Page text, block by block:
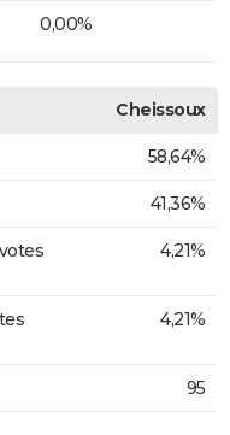
0,00%
Cheissoux
58,64%
41,36%
4,21%
4,21%
95